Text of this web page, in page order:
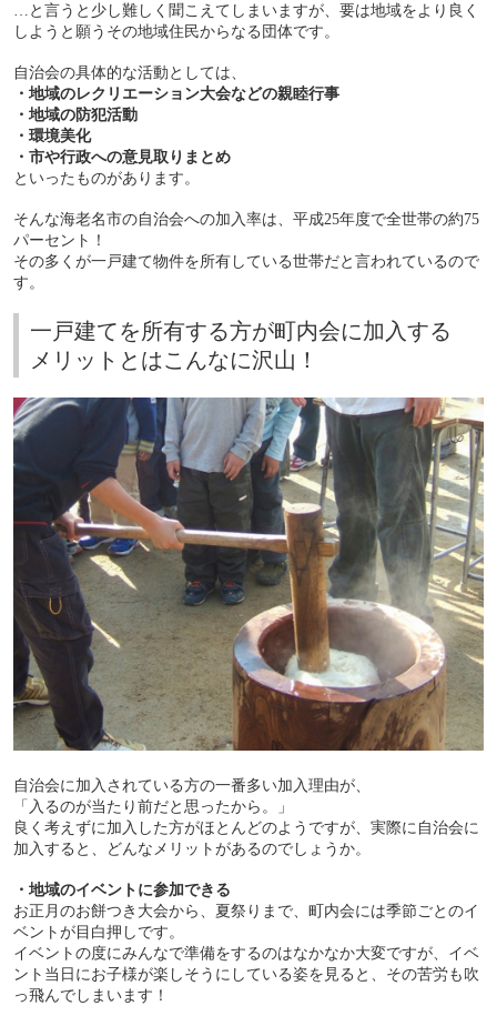
…と言うと少し難しく聞こえてしまいますが、要は地域をより良く
しようと願うその地域住民からなる団体です。
自治会の具体的な活動としては、
・地域のレクリエーション大会などの親睦行事
・地域の防犯活動
・環境美化
・市や行政への意見取りまとめ
といったものがあります。
そんな海老名市の自治会への加入率は、平成25年度で全世帯の約75
パーセント！
その多くが一戸建て物件を所有している世帯だと言われているので
す。
一戸建てを所有する方が町内会に加入する
メリットとはこんなに沢山！
自治会に加入されている方の一番多い加入理由が、
「入るのが当たり前だと思ったから。」
良く考えずに加入した方がほとんどのようですが、実際に自治会に
加入すると、どんなメリットがあるのでしょうか。
・地域のイベントに参加できる
お正月のお餅つき大会から、夏祭りまで、町内会には季節ごとのイ
ベントが目白押しです。
イベントの度にみんなで準備をするのはなかなか大変ですが、イベ
ント当日にお子様が楽しそうにしている姿を見ると、その苦労も吹
っ飛んでしまいます！